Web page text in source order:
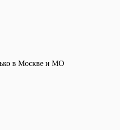
в Москве и МО